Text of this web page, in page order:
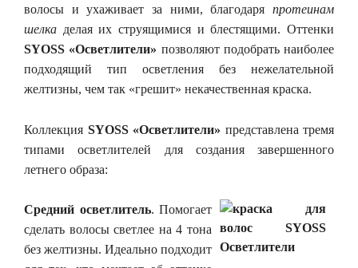
волосы и ухаживает за ними, благодаря протеинам
шелка делая их струящимися и блестящими. Оттенки
SYOSS «Осветлители» позволяют подобрать наиболее
подходящий тип осветления без нежелательной
желтизны, чем так «грешит» некачественная краска.
Коллекция SYOSS «Осветлители» представлена тремя
типами осветлителей для создания завершенного
летнего образа:
Средний осветлитель. Помогает
сделать волосы светлее на 4 тона
без желтизны. Идеально подходит